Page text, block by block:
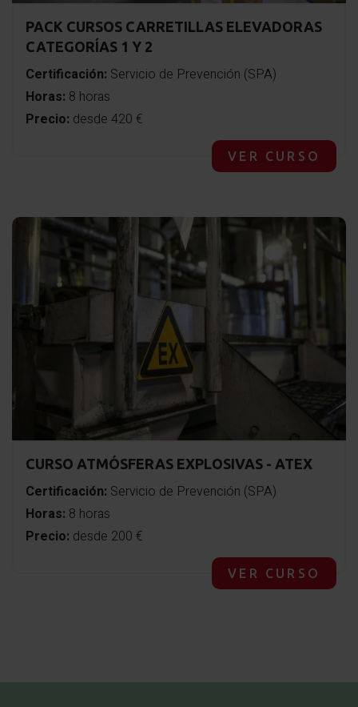
PACK CURSOS CARRETILLAS ELEVADORAS
CATEGORÍAS 1 Y 2
Certificación: Servicio de Prevención (SPA)
Horas: 8 horas
Precio: desde 420 €
VER CURSO
CURSO ATMÓSFERAS EXPLOSIVAS - ATEX
Certificación: Servicio de Prevención (SPA)
Horas: 8 horas
Precio: desde 200 €
VER CURSO